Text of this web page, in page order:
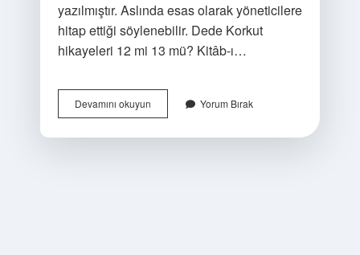
yazılmıştır. Aslında esas olarak yöneticilere
hitap ettiği söylenebilir. Dede Korkut
hikayeleri 12 mi 13 mü? Kitâb-ı…
Devamını okuyunDede
Korkut
Yorum Bırak